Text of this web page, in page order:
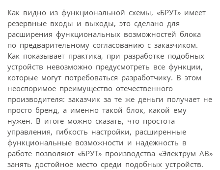
Как видно из функциональной схемы, «БРУТ» имеет
резервные входы и выходы, это сделано для
расширения функциональных возможностей блока
по предварительному согласованию с заказчиком.
Как показывает практика, при разработке подобных
устройств невозможно предусмотреть все функции,
которые могут потребоваться разработчику. В этом
неоспоримое преимущество отечественного
производителя: заказчик за те же деньги получает не
просто бренд, а именно такой блок, какой ему
нужен. В итоге можно сказать, что простота
управления, гибкость настройки, расширенные
функциональные возможности и надежность в
работе позволяют «БРУТ» производства «Электрум АВ»
занять достойное место среди подобных устройств.